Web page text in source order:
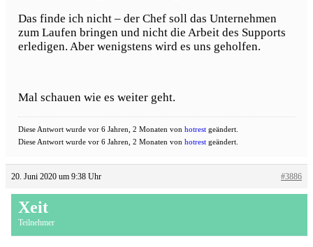
Das finde ich nicht – der Chef soll das Unternehmen
zum Laufen bringen und nicht die Arbeit des Supports
erledigen. Aber wenigstens wird es uns geholfen.
Mal schauen wie es weiter geht.
Diese Antwort wurde vor 6 Jahren, 2 Monaten von hotrest geändert.
Diese Antwort wurde vor 6 Jahren, 2 Monaten von hotrest geändert.
20. Juni 2020 um 9:38 Uhr #3886
Xeit
Teilnehmer